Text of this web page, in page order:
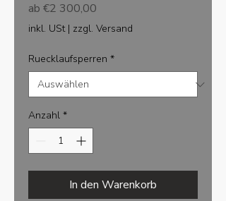
ab €2 300,00
Preis
inkl. USt| zzgl. Versand
Ruecklaufsperren *
Anzahl *
In den Warenkorb